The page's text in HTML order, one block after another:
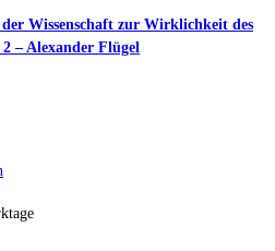
Wissenschaft zur Wirklichkeit des
– Alexander Flügel